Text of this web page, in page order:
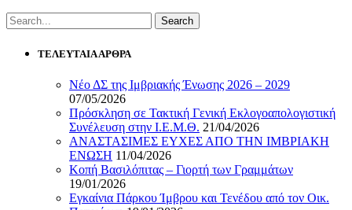
ΤΕΛΕΥΤΑΙΑ ΑΡΘΡΑ
Νέο ΔΣ της Ιμβριακής Ένωσης 2026 – 2029
07/05/2026
Πρόσκληση σε Τακτική Γενική Εκλογοαπολογιστική
Συνέλευση στην Ι.Ε.Μ.Θ. 21/04/2026
ΑΝΑΣΤΑΣΙΜΕΣ ΕΥΧΕΣ ΑΠΟ ΤΗΝ ΙΜΒΡΙΑΚΗ
ΕΝΩΣΗ 11/04/2026
Κοπή Βασιλόπιτας – Γιορτή των Γραμμάτων
19/01/2026
Εγκαίνια Πάρκου Ίμβρου και Τενέδου από τον Οικ.